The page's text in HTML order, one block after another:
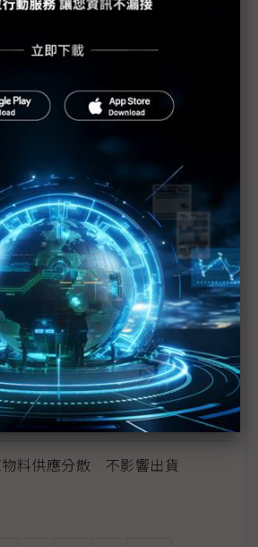
廠汽車產量較平常減少35%
陸續復工 汽油缺貨狀態可望逐漸
貨中斷
將刺激當地經濟發展
需要明確領導
日本失落十年
玻纖紗廠1週內復工是關鍵
月 韓、美貨源可支援
貨客戶追價意願增高
僅較2週前減緩10%
料供應分散 不影響出貨